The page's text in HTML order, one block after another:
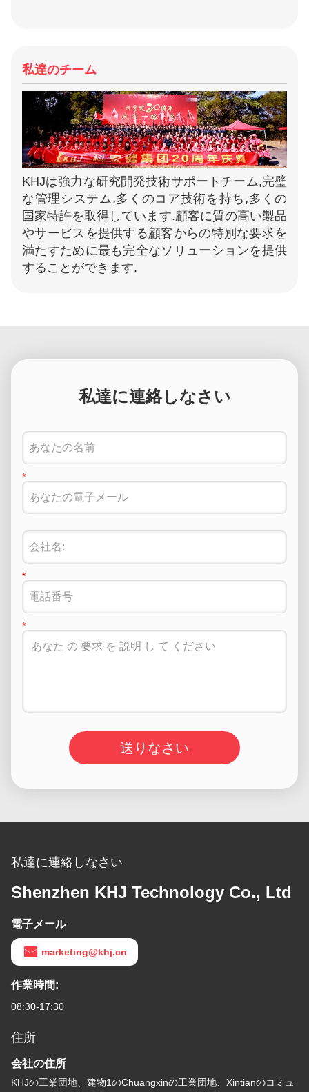
私達のチーム
KHJは強力な研究開発技術サポートチーム,完璧
な管理システム,多くのコア技術を持ち,多くの
国家特許を取得しています.顧客に質の高い製品
やサービスを提供する顧客からの特別な要求を
満たすために最も完全なソリューションを提供
することができます.
私達に連絡しなさい
送りなさい
私達に連絡しなさい
Shenzhen KHJ Technology Co., Ltd
電子メール
marketing@khj.cn
作業時間:
08:30-17:30
住所
会社の住所
KHJの工業団地、建物1のChuangxinの工業団地、Xintianのコミュ